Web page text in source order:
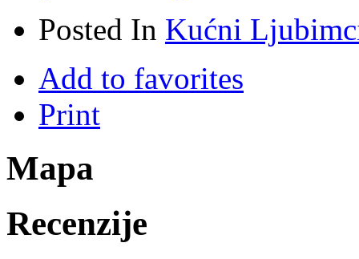
Posted In Kućni
Add to favorites
Print
Mapa
Recenzije